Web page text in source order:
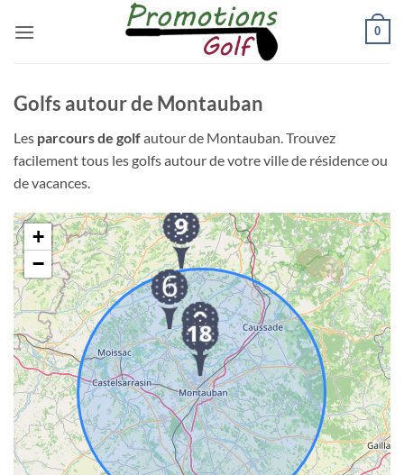
0
Golfs autour de Montauban
Les parcours de golfautour de Montauban. Trouvez
facilement tous les golfs autour de votre ville de résidence ou
de vacances.
+
−